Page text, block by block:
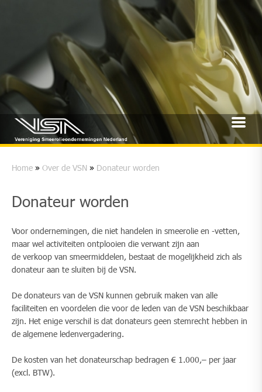
Home » Over de VSN » Donateur worden
Donateur worden
Voor ondernemingen, die niet handelen in smeerolie en -vetten,
maar wel activiteiten ontplooien die verwant zijn aan
de verkoop van smeermiddelen, bestaat de mogelijkheid zich als
donateur aan te sluiten bij de VSN.
De donateurs van de VSN kunnen gebruik maken van alle
faciliteiten en voordelen die voor de leden van de VSN beschikbaar
zijn. Het enige verschil is dat donateurs geen stemrecht hebben in
de algemene ledenvergadering.
De kosten van het donateurschap bedragen € 1.000,– per jaar
(excl. BTW).